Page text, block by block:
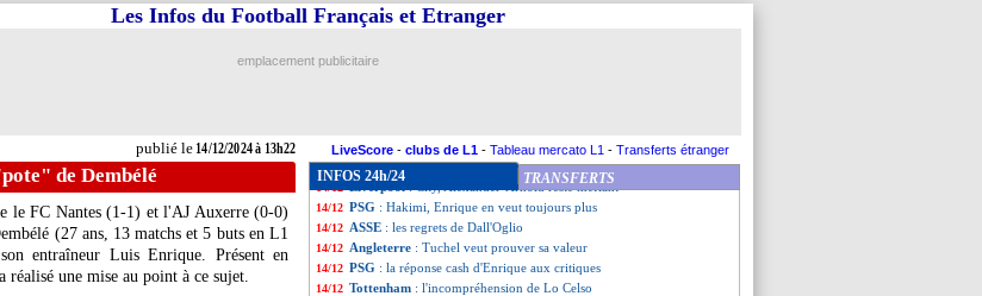
publié le14/12/2024 à 13h22
Les Infos du Football Français et Etranger
emplacement publicitaire
LiveScore - clubs de L1 - Tableau mercato L1 - Transferts étranger
de Dembélé
le FC Nantes (1-1) et l'AJ Auxerre (0-0)
(27 ans, 13 matchs et 5 buts en L1
entraîneur Luis Enrique. Présent en
réalisé une mise au point à ce sujet.
INFOS 24h/24 TRANSFERTS
14/12 Ang.: Arsenal encore freiné
14/12 All.: première défaite pour le Bayern !
14/12 Barça
14/12 L2: le Red Star se rassure contre Grenoble
14/12 L2: Lorient bat le Paris FC et devient leader
: City, Alexander-Arnold reste méfiant
14/12 PSG : Hakimi, Enrique en veut toujours plus
14/12 ASSE : les regrets de Dall'Oglio
14/12 Angleterre : Tuchel veut prouver sa valeur
14/12 PSG : la réponse cash d'Enrique aux critiques
14/12 Tottenham : l'incompréhension de Lo Celso